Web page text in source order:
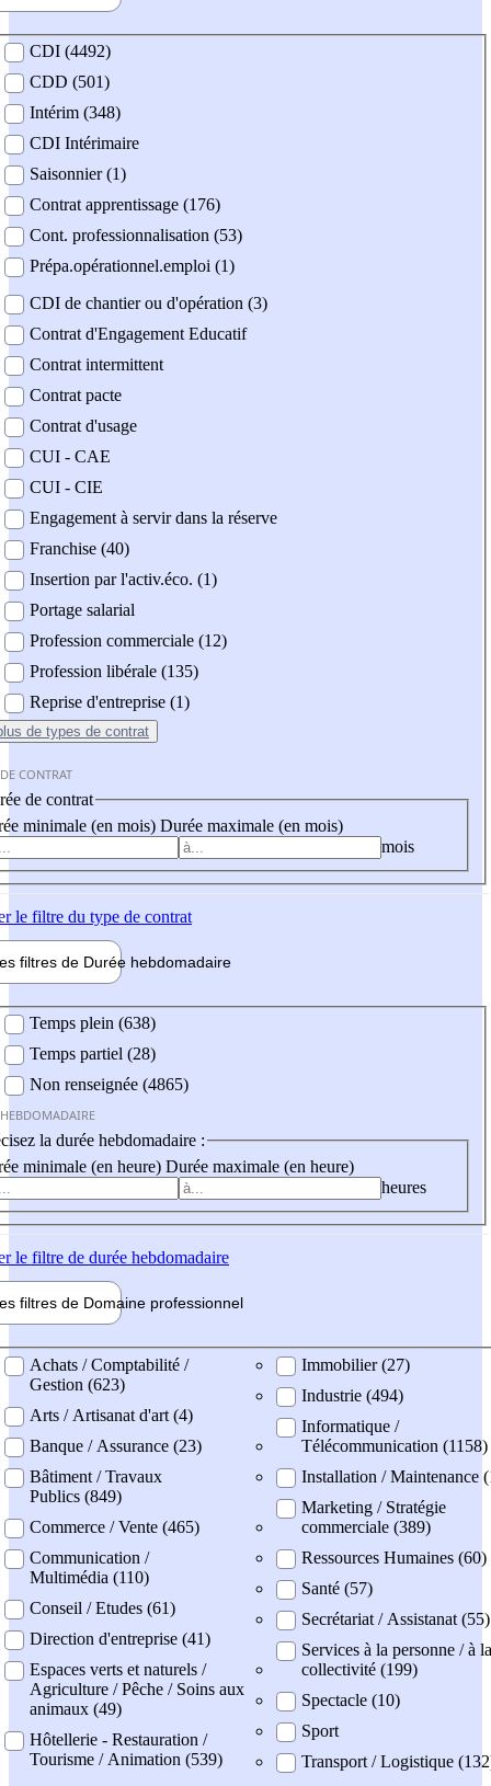
contrat
CDI (4492)
CDD (501)
Intérim (348)
CDI Intérimaire
Saisonnier (1)
Contrat apprentissage (176)
Cont. professionnalisation (53)
Prépa.opérationnel.emploi (1)
CDI de chantier ou d'opération (3)
Contrat d'Engagement Educatif
Contrat intermittent
Contrat pacte
Contrat d'usage
CUI - CAE
CUI - CIE
Engagement à servir dans la réserve
Franchise (40)
Insertion par l'activ.éco. (1)
Portage salarial
Profession commerciale (12)
Profession libérale (135)
Reprise d'entreprise (1)
de types de contrat
CONTRAT
de contrat
minimale (en mois) Durée maximale (en mois)
mois
le filtre du type de contrat
filtres de Durée hebdomadaire
Temps plein (638)
Temps partiel (28)
Non renseignée (4865)
la durée hebdomadaire :
minimale (en heure) Durée maximale (en heure)
heures
le filtre de durée hebdomadaire
filtres de Domaine professionnel
professionel
Achats / Comptabilité /
Gestion (623)
Arts / Artisanat d'art (4)
Banque / Assurance (23)
Bâtiment / Travaux
Publics (849)
Commerce / Vente (465)
Communication /
Multimédia (110)
Conseil / Etudes (61)
Direction d'entreprise (41)
Espaces verts et naturels /
Agriculture / Pêche / Soins aux
animaux (49)
Hôtellerie - Restauration /
Tourisme / Animation (539)
Immobilier (27)
Industrie (494)
Informatique /
Télécommunication (1158)
Installation / Maintenance
Marketing / Stratégie
commerciale (389)
Ressources Humaines (60)
Santé (57)
Secrétariat / Assistanat (55)
Services à la personne / à la
collectivité (199)
Spectacle (10)
Sport
Transport / Logistique